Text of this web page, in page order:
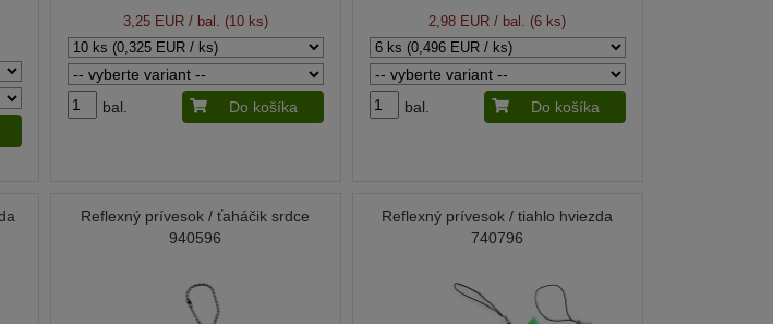
3,25 EUR/ bal. (10 ks)
bal. Do košíka
2,98 EUR / bal. (6 ks)
bal. Do košíka
Reflexný prívesok / ťaháčik srdce
940596
Reflexný prívesok / tiahlo hviezda
740796